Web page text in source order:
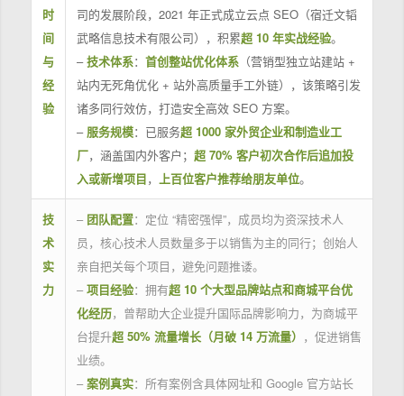
时
间
与
经
验
司的发展阶段，2021 年正式成立云点 SEO（宿迁文韬
武略信息技术有限公司），积累超 10 年实战经验。
–技术体系： 首创整站优化体系（营销型独立站建站 +
站内无死角优化 + 站外高质量手工外链），该策略引发
诸多同行效仿，打造安全高效 SEO 方案。
– 服务规模：已服务超 1000 家外贸企业和制造业工
厂，涵盖国内外客户； 超 70% 客户初次合作后追加投
入或新增项目， 上百位客户推荐给朋友单位。
技
术
实
力
– 团队配置：定位 “精密强悍”，成员均为资深技术人
员，核心技术人员数量多于以销售为主的同行；创始人
亲自把关每个项目，避免问题推诿。
– 项目经验：拥有超 10 个大型品牌站点和商城平台优
化经历，曾帮助大企业提升国际品牌影响力，为商城平
台提升超 50% 流量增长（月破 14 万流量） ，促进销售
业绩。
– 案例真实：所有案例含具体网址和 Google 官方站长